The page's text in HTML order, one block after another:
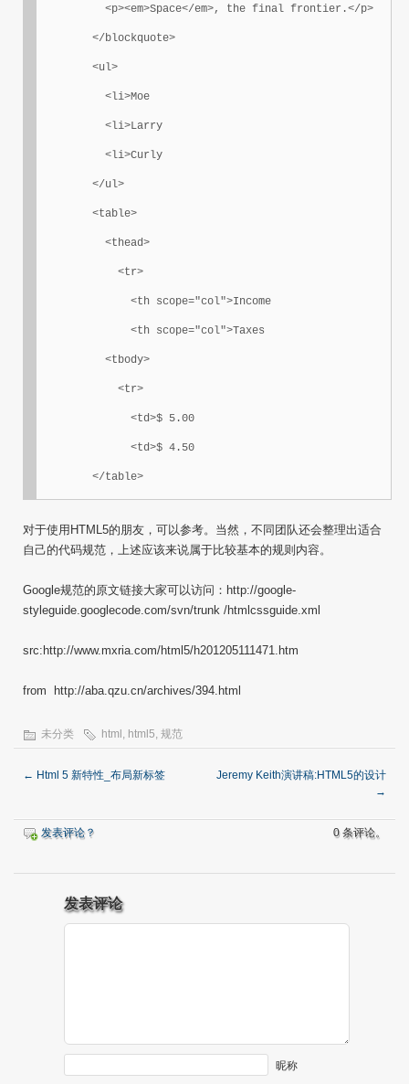
	</table>
对于使用HTML5的朋友，可以参考。当然，不同团队还会整理出适合
自己的代码规范，上述应该来说属于比较基本的规则内容。
Google规范的原文链接大家可以访问：http://google-
styleguide.googlecode.com/svn/trunk /htmlcssguide.xml
src:http://www.mxria.com/html5/h201205111471.htm
from http://aba.qzu.cn/archives/394.html
未分类 html , html5, 规范
← Html 5 新特性_布局新标签
Jeremy Keith演讲稿:HTML5的设计
→
发表评论？ 0 条评论。
发表评论
昵称